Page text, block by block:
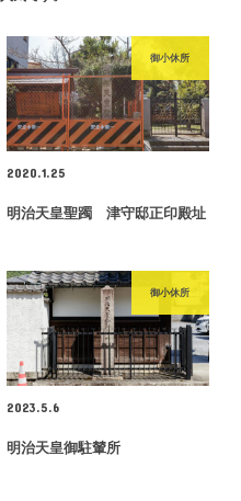
御小休所
2020.1.25
明治天皇聖躅 津守邸正印殿址
御小休所
2023.5.6
明治天皇御駐輦所